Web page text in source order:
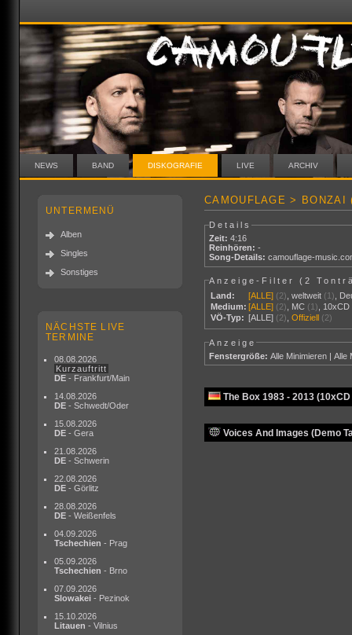
NEWS BAND DISKOGRAFIE LIVE ARCHIV
UNTERMENÜ
Alben
Singles
Sonstiges
NÄCHSTE LIVE
TERMINE
08.08.2026
Kurzauftritt
DE - Frankfurt/Main
14.08.2026
DE - Schwedt/Oder
15.08.2026
DE - Gera
21.08.2026
DE - Schwerin
22.08.2026
DE - Görlitz
28.08.2026
DE - Weißenfels
04.09.2026
Tschechien - Prag
05.09.2026
Tschechien - Brno
07.09.2026
Slowakei - Pezinok
15.10.2026
Litauen - Vilnius
CAMOUFLAGE > BONZAI
Details
Zeit: 4:16
Reinhören:-
Song-Details: camouflage-
Anzeige-Filter (2
Land:
[ALLE] (2) ,weltweit (1)
Medium: [ALLE] (2) MC (1)
10xCD
VÖ-Typ: [ALLE] (2) ,Offiziell (2)
Anzeige
Fenstergröße: Alle Minimieren |Alle
The Box 1983 - 2013
Voices And Images (Demo